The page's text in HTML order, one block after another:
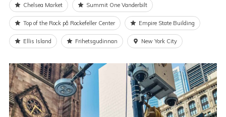
Chelsea Market Summit One Vanderbilt
Top of the Rock på Rockefeller Center Empire State Building
Ellis Island Frihetsgudinnan New York City